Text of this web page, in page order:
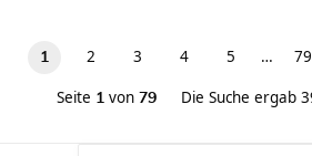
1 2 3 4 5 … 79
Seite 1 von 79 Die Suche ergab